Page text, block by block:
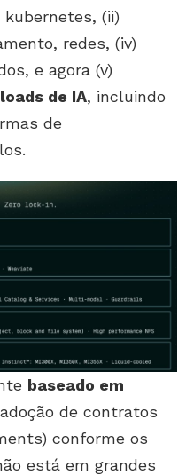
(ii)
redes, (iv)
e agora (v)
de IA, incluindo
de
baseado em
de contratos
conforme os
está em grandes